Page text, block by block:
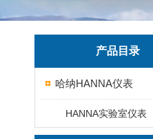
产品目录
哈纳HANNA仪表
HANNA实验室仪表